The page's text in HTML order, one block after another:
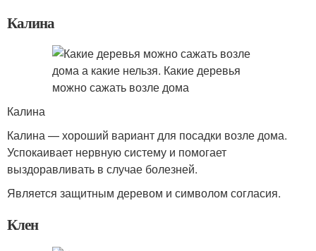
Калина
Калина
Калина — хороший вариант для посадки возле дома.
Успокаивает нервную систему и помогает
выздоравливать в случае болезней.
Является защитным деревом и символом согласия.
Клен